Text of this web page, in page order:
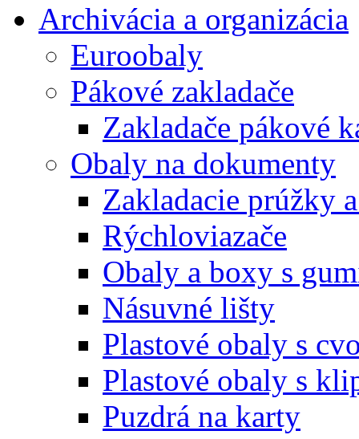
Archivácia a organizácia
Euroobaly
Pákové zakladače
Zakladače pákové
Obaly na dokumenty
Zakladacie prúžky
Rýchloviazače
Obaly a boxy s
Násuvné lišty
Plastové obaly s
Plastové obaly s
Puzdrá na karty